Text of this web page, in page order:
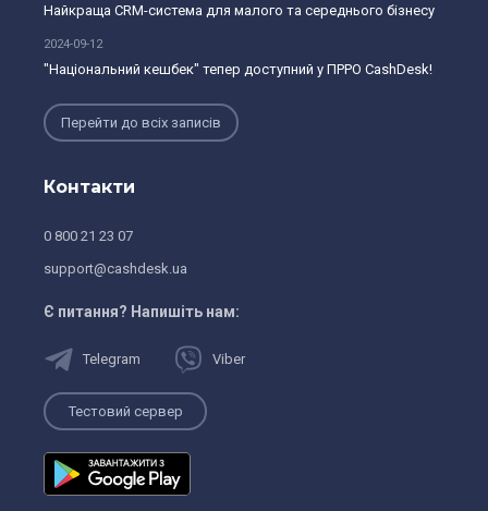
Найкраща CRM-система для малого та середнього бізнесу
2024-09-12
"Національний кешбек" тепер доступний у ПРРО CashDesk!
Перейти до всіх записів
Контакти
0 800 21 23 07
support@cashdesk.ua
Є питання? Напишiть нам:
Telegram Viber
Тестовий сервер